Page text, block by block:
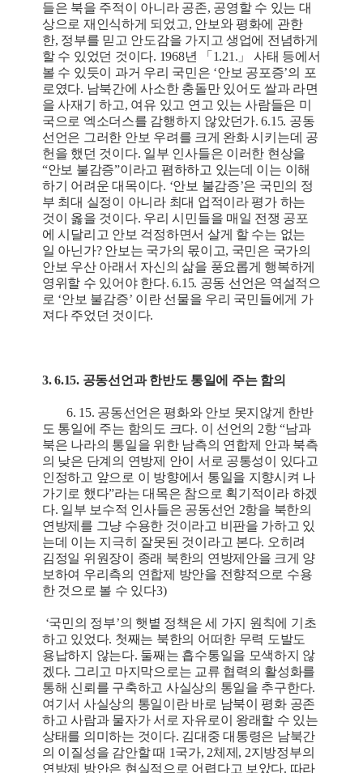
들은 북을 주적이 아니라 공존, 공영할 수 있는 대
상으로 재인식하게 되었고, 안보와 평화에 관한
한, 정부를 믿고 안도감을 가지고 생업에 전념하게
할 수 있었던 것이다. 1968년 「1.21.」 사태 등에서
볼 수 있듯이 과거 우리 국민은 ‘안보 공포증’의 포
로였다. 남북간에 사소한 충돌만 있어도 쌀과 라면
을 사재기 하고, 여유 있고 연고 있는 사람들은 미
국으로 엑소더스를 감행하지 않았던가. 6.15. 공동
선언은 그러한 안보 우려를 크게 완화 시키는데 공
헌을 했던 것이다. 일부 인사들은 이러한 현상을
“안보 불감증”이라고 폄하하고 있는데 이는 이해
하기 어려운 대목이다. ‘안보 불감증’은 국민의 정
부 최대 실정이 아니라 최대 업적이라 평가 하는
것이 옳을 것이다. 우리 시민들을 매일 전쟁 공포
에 시달리고 안보 걱정하면서 살게 할 수는 없는
일 아닌가? 안보는 국가의 몫이고, 국민은 국가의
안보 우산 아래서 자신의 삶을 풍요롭게 행복하게
영위할 수 있어야 한다. 6.15. 공동 선언은 역설적으
로 ‘안보 불감증’ 이란 선물을 우리 국민들에게 가
져다 주었던 것이다.
3. 6.15. 공동선언과 한반도 통일에 주는 함의
6. 15. 공동선언은 평화와 안보 못지않게 한반
도 통일에 주는 함의도 크다. 이 선언의 2항 “남과
북은 나라의 통일을 위한 남측의 연합제 안과 북측
의 낮은 단계의 연방제 안이 서로 공통성이 있다고
인정하고 앞으로 이 방향에서 통일을 지향시켜 나
가기로 했다”라는 대목은 참으로 획기적이라 하겠
다. 일부 보수적 인사들은 공동선언 2항을 북한의
연방제를 그냥 수용한 것이라고 비판을 가하고 있
는데 이는 지극히 잘못된 것이라고 본다. 오히려
김정일 위원장이 종래 북한의 연방제안을 크게 양
보하여 우리측의 연합제 방안을 전향적으로 수용
한 것으로 볼 수 있다3)
‘국민의 정부’의 햇볕 정책은 세 가지 원칙에 기초
하고 있었다. 첫째는 북한의 어떠한 무력 도발도
용납하지 않는다. 둘째는 흡수통일을 모색하지 않
겠다. 그리고 마지막으로는 교류 협력의 활성화를
통해 신뢰를 구축하고 사실상의 통일을 추구한다.
여기서 사실상의 통일이란 바로 남북이 평화 공존
하고 사람과 물자가 서로 자유로이 왕래할 수 있는
상태를 의미하는 것이다. 김대중 대통령은 남북간
의 이질성을 감안할 때 1국가, 2체제, 2지방정부의
연방제 방안은 현실적으로 어렵다고 보았다. 따라